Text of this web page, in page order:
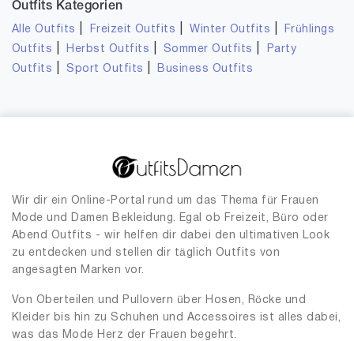
Outfits Kategorien
Alle Outfits Freizeit Outfits |Winter Outfits
Frühlings
Outfits
Herbst Outfits Sommer Outfits
Party
Outfits
Sport Outfits Business Outfits
Wir dir ein Online-Portal rund um das Thema für Frauen
Mode und Damen Bekleidung. Egal ob Freizeit, Büro oder
Abend Outfits - wir helfen dir dabei den ultimativen Look
zu entdecken und stellen dir täglich Outfits von
angesagten Marken vor.
Von Oberteilen und Pullovern über Hosen, Röcke und
Kleider bis hin zu Schuhen und Accessoires ist alles dabei,
was das Mode Herz der Frauen begehrt.